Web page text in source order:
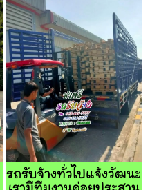
รถรับจ้างทั่วไปแจ้งวัฒนะ